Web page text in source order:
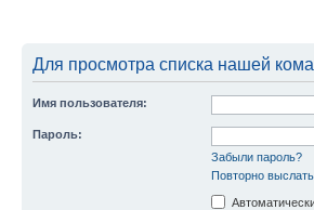
Для просмотра списка нашей
Имя пользователя:
Пароль:
Забыли пароль?
Повторно